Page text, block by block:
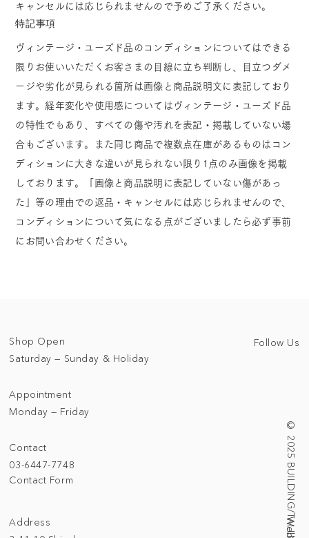
キャンセルには応じられませんので予めご了承ください。
特記事項
ヴィンテージ・ユーズド品のコンディションについてはできる
限りお使いいただくお客さまの目線に立ち判断し、目立つダメ
ージや劣化が見られる箇所は画像と商品説明文に表記しており
ます。経年変化や使用感についてはヴィンテージ・ユーズド品
の特性でもあり、すべての傷や汚れを表記・掲載していない場
合もございます。また同じ商品で複数点在庫があるものはコン
ディションに大きな違いが見られない限り1点のみ画像を掲載
しております。「画像と商品説明に表記していない傷があっ
た」等の理由での返品・キャンセルには応じられませんので、
コンディションについて気になる点がございましたら必ず事前
にお問い合わせください。
Address
© 2025 BUILDING/TALLNESS LTD.
Contact
03-6447-7748
Contact Form
Shop Open
Saturday — Sunday & Holiday
Appointment
Monday — Friday
Follow Us